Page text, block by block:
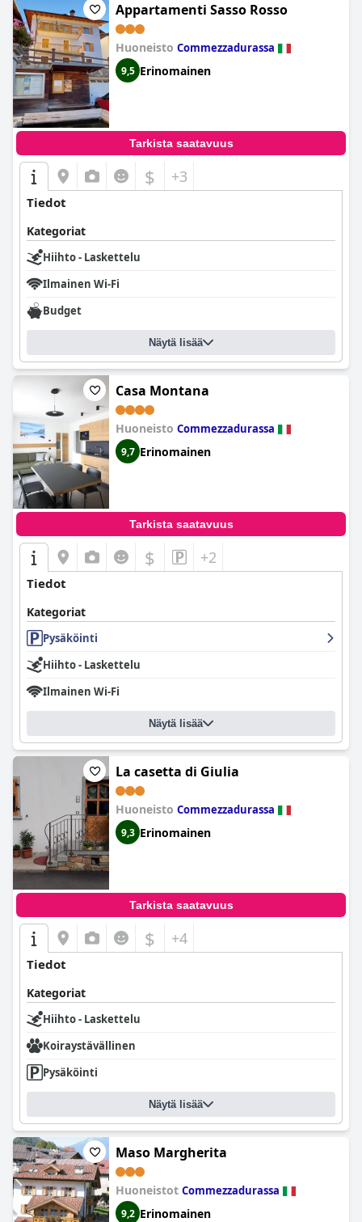
Appartamenti Sasso Rosso
Huoneisto Commezzadurassa
9,5 Erinomainen
Tarkista saatavuus
$ +3
Tiedot
Kategoriat
Hiihto - Laskettelu
Ilmainen Wi-Fi
Budget
Näytä lisää
Casa Montana
Huoneisto Commezzadurassa
9,7 Erinomainen
Tarkista saatavuus
$ +2
Tiedot
Kategoriat
Pysäköinti
Hiihto - Laskettelu
Ilmainen Wi-Fi
Näytä lisää
La casetta di Giulia
Huoneisto Commezzadurassa
9,3 Erinomainen
Tarkista saatavuus
$ +4
Tiedot
Kategoriat
Hiihto - Laskettelu
Koiraystävällinen
Pysäköinti
Näytä lisää
Maso Margherita
Huoneistot Commezzadurassa
9,2 Erinomainen